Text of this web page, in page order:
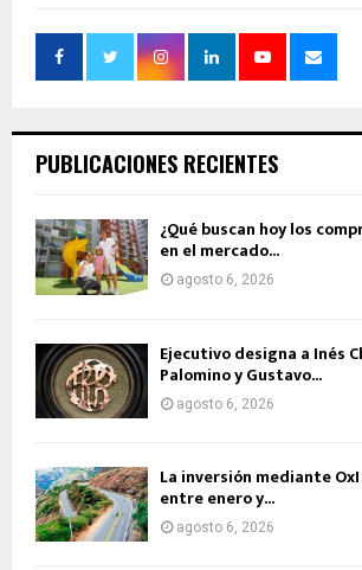
PUBLICACIONES RECIENTES
¿Qué buscan hoy los
en el mercado...
agosto 6, 2026
Ejecutivo designa a Inés
Palomino y Gustavo...
agosto 6, 2026
La inversión mediante
entre enero y...
agosto 6, 2026